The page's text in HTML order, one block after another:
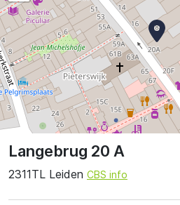
Langebrug 20 A
2311TL Leiden CBS info